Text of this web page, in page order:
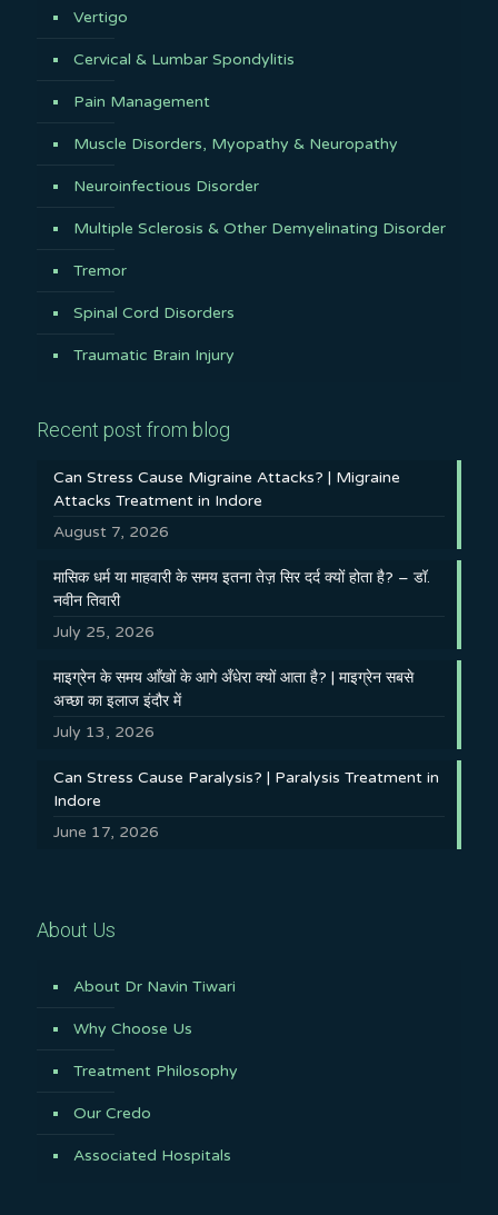
Vertigo
Cervical & Lumbar Spondylitis
Pain Management
Muscle Disorders, Myopathy & Neuropathy
Neuroinfectious Disorder
Multiple Sclerosis & Other Demyelinating Disorder
Tremor
Spinal Cord Disorders
Traumatic Brain Injury
Recent post from blog
Can Stress Cause Migraine Attacks? | Migraine
Attacks Treatment in Indore
August 7, 2026
मासिक धर्म या माहवारी के समय इतना तेज़ सिर दर्द क्यों होता है? – डॉ.
नवीन तिवारी
July 25, 2026
माइग्रेन के समय आँखों के आगे अँधेरा क्यों आता है? | माइग्रेन सबसे
अच्छा का इलाज इंदौर में
July 13, 2026
Can Stress Cause Paralysis? | Paralysis Treatment in
Indore
June 17, 2026
About Us
About Dr Navin Tiwari
Why Choose Us
Treatment Philosophy
Our Credo
Associated Hospitals